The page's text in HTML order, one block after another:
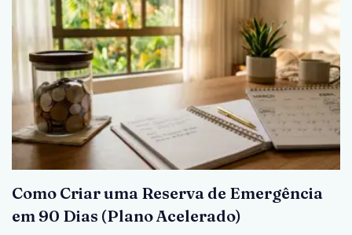
Como Criar uma Reserva de Emergência
em 90 Dias (Plano Acelerado)